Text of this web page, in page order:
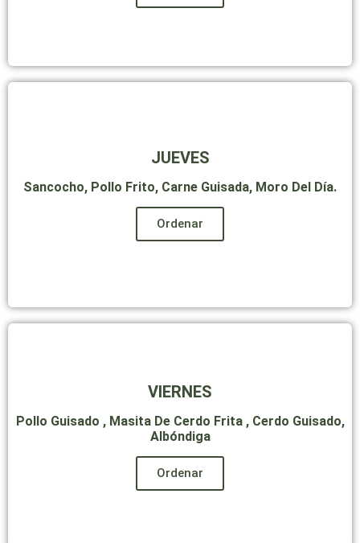
JUEVES
Sancocho, Pollo Frito, Carne Guisada, Moro Del Día.
Ordenar
VIERNES
Pollo Guisado , Masita De Cerdo Frita , Cerdo Guisado,
Albóndiga
Ordenar